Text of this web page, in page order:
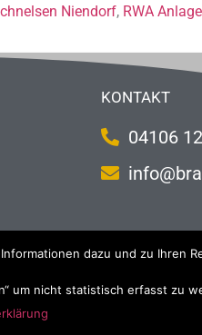
Niendorf, RWA
KONTAKT
04106
dazu und zu Ihren
um nicht statistisch erfasst zu